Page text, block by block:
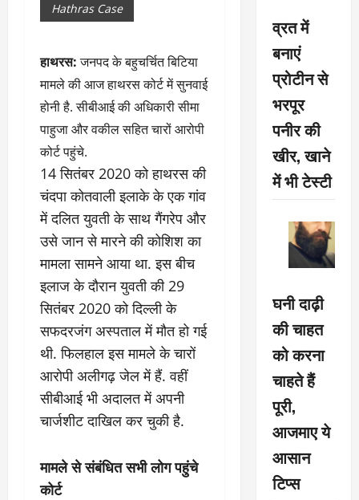
Hathras Case
हाथरस: जनपद के बहुचर्चित बिटिया
मामले की आज हाथरस कोर्ट में सुनवाई
होनी है. सीबीआई की अधिकारी सीमा
पाहुजा और वकील सहित चारों आरोपी
कोर्ट पहुंचे.
14 सितंबर 2020 को हाथरस की
चंदपा कोतवाली इलाके के एक गांव
में दलित युवती के साथ गैंगरेप और
उसे जान से मारने की कोशिश का
मामला सामने आया था. इस बीच
इलाज के दौरान युवती की 29
सितंबर 2020 को दिल्ली के
सफदरजंग अस्पताल में मौत हो गई
थी. फिलहाल इस मामले के चारों
आरोपी अलीगढ़ जेल में हैं. वहीं
सीबीआई भी अदालत में अपनी
चार्जशीट दाखिल कर चुकी है.
मामले से संबंधित सभी लोग पहुंचे
कोर्ट
व्रत में
बनाएं
प्रोटीन से
भरपूर
पनीर की
खीर, खाने
में भी टेस्टी
घनी दाढ़ी
की चाहत
को करना
चाहते हैं
पूरी,
आजमाए ये
आसान
टिप्स